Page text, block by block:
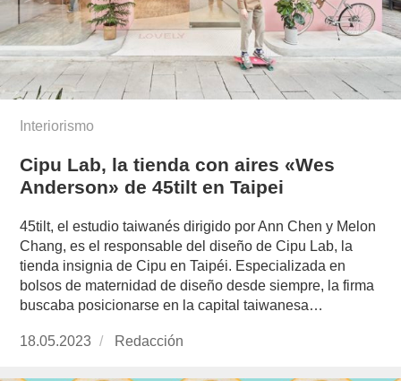
Interiorismo
Cipu Lab, la tienda con aires «Wes
Anderson» de 45tilt en Taipei
45tilt, el estudio taiwanés dirigido por Ann Chen y Melon
Chang, es el responsable del diseño de Cipu Lab, la
tienda insignia de Cipu en Taipéi. Especializada en
bolsos de maternidad de diseño desde siempre, la firma
buscaba posicionarse en la capital taiwanesa…
Publicado
18.05.2023 https://www.experimenta.es/author/redaccion/
Redacción